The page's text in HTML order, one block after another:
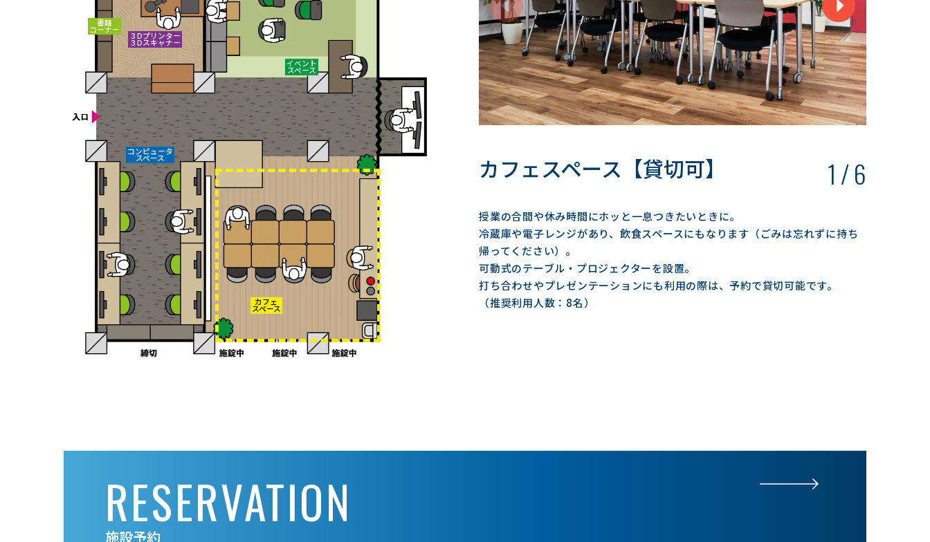
カフェスペース【貸切可】
授業の合間や休み時間にホッと一息つきたいときに。
冷蔵庫や電子レンジがあり、飲食スペースにもなります（ごみは忘れずに持ち
帰ってください）。
可動式のテーブル・プロジェクターを設置。
打ち合わせやプレゼンテーションにも利用の際は、予約で貸切可能です。
（推奨利用人数：8名）
1 /6
RESERVATION
施設予約